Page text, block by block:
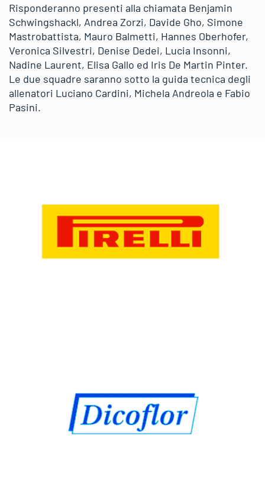
Risponderanno presenti alla chiamata Benjamin
Schwingshackl, Andrea Zorzi, Davide Gho, Simone
Mastrobattista, Mauro Balmetti, Hannes Oberhofer,
Veronica Silvestri, Denise Dedei, Lucia Insonni,
Nadine Laurent, Elisa Gallo ed Iris De Martin Pinter.
Le due squadre saranno sotto la guida tecnica degli
allenatori Luciano Cardini, Michela Andreola e Fabio
Pasini.